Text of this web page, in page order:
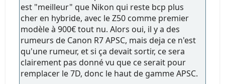
est "meilleur" que Nikon qui reste bcp plus
cher en hybride, avec le Z50 comme premier
modèle à 900€ tout nu. Alors oui, il y a des
rumeurs de Canon R7 APSC, mais deja ce n'est
qu'une rumeur, et si ça devait sortir, ce sera
clairement pas donné vu que ce serait pour
remplacer le 7D, donc le haut de gamme APSC.